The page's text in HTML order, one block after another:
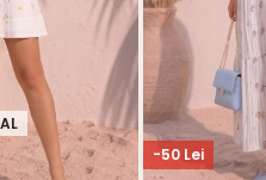
-50 Lei